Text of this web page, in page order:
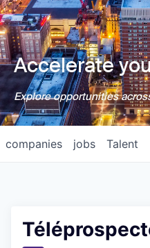
Accelerate
Explore opportunities
jobs
companies Talent